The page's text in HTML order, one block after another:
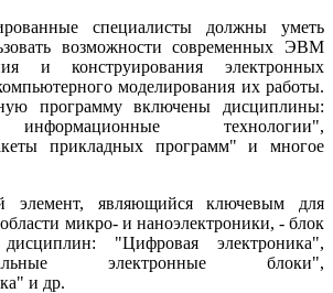
специалисты должны уметь
возможности современных ЭВМ
и конструирования электронных
моделирования их работы.
программу включены дисциплины:
технологии",
прикладных программ" и многое
являющийся ключевым для
микро- и наноэлектроники, - блок
дисциплин: "Цифровая электроника",
электронные блоки",
и др.